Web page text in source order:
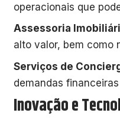
operacionais que
Assessoria
alto valor, bem como
Serviços de
demandas
Inovação e